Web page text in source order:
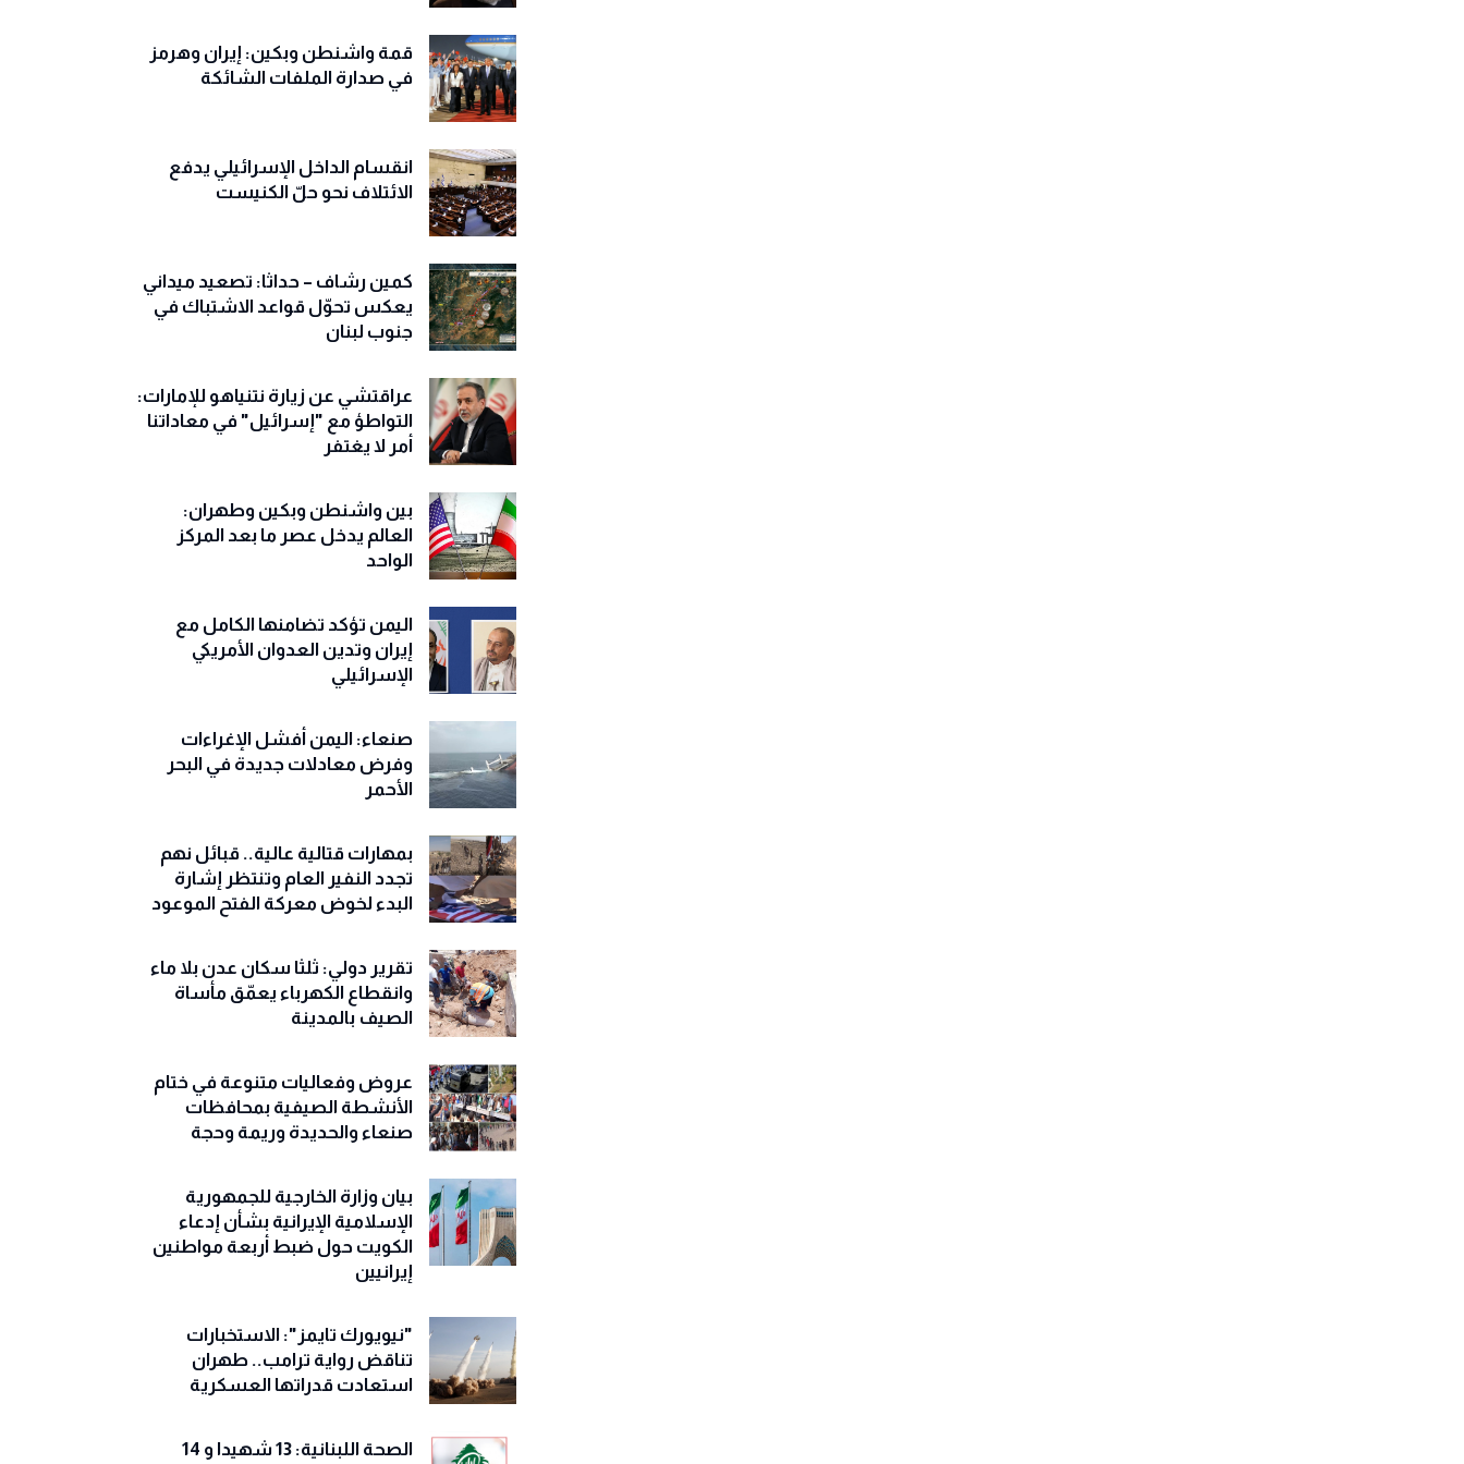
قمة واشنطن وبكين: إيران وهرمز
في صدارة الملفات الشائكة
انقسام الداخل الإسرائيلي يدفع
الائتلاف نحو حلّ الكنيست
كمين رشاف – حداثا: تصعيد ميداني
يعكس تحوّل قواعد الاشتباك في
جنوب لبنان
عراقتشي عن زيارة نتنياهو للإمارات:
التواطؤ مع "إسرائيل" في معاداتنا
أمر لا يغتفر
بين واشنطن وبكين وطهران:
العالم يدخل عصر ما بعد المركز
الواحد
اليمن تؤكد تضامنها الكامل مع
إيران وتدين العدوان الأمريكي
الإسرائيلي
صنعاء: اليمن أفشل الإغراءات
وفرض معادلات جديدة في البحر
الأحمر
بمهارات قتالية عالية.. قبائل نهم
تجدد النفير العام وتنتظر إشارة
البدء لخوض معركة الفتح الموعود
تقرير دولي: ثلثا سكان عدن بلا ماء
وانقطاع الكهرباء يعمّق مأساة
الصيف بالمدينة
عروض وفعاليات متنوعة في ختام
الأنشطة الصيفية بمحافظات
صنعاء والحديدة وريمة وحجة
‏بيان وزارة الخارجية للجمهورية
الإسلامية الإيرانية بشأن إدعاء
الكويت حول ضبط أربعة مواطنين
إيرانيين
"نيويورك تايمز": الاستخبارات
تناقض رواية ترامب.. طهران
استعادت قدراتها العسكرية
الصحة اللبنانية: 13 شهيدا و 14